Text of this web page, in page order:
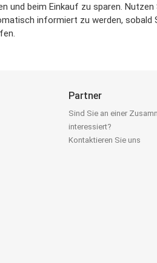
und beim Einkauf zu sparen.
informiert zu werden,
Partner
Sind Sie an einer
interessiert?
Kontaktieren Sie uns